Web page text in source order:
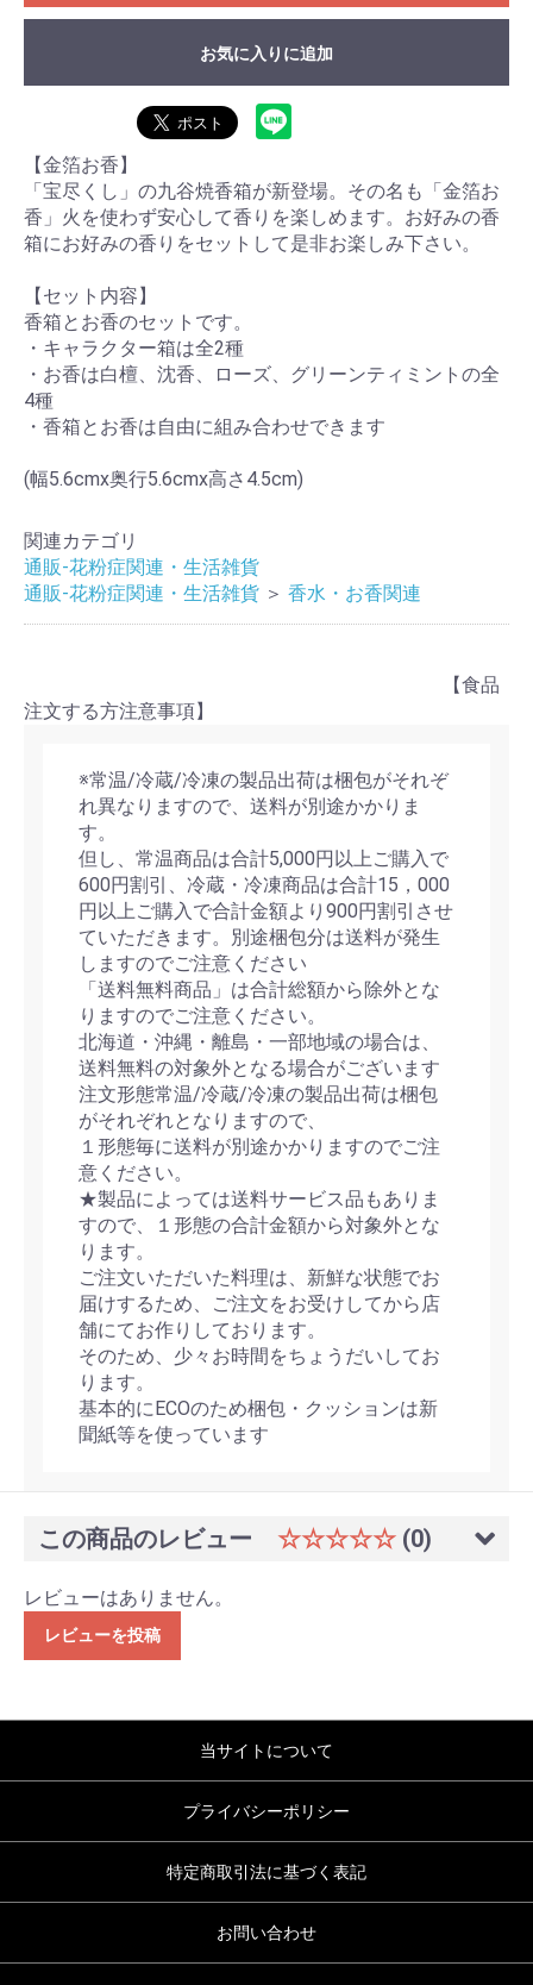
お気に入りに追加
【金箔お香】
「宝尽くし」の九谷焼香箱が新登場。その名も「金箔お
香」火を使わず安心して香りを楽しめます。お好みの香
箱にお好みの香りをセットして是非お楽しみ下さい。
【セット内容】
香箱とお香のセットです。
・キャラクター箱は全2種
・お香は白檀、沈香、ローズ、グリーンティミントの全
4種
・香箱とお香は自由に組み合わせできます
(幅5.6cmx奥行5.6cmx高さ4.5cm)
関連カテゴリ
通販-花粉症関連・生活雑貨
通販-花粉症関連・生活雑貨 ＞ 香水・お香関連
【食品
注文する方注意事項】
※常温/冷蔵/冷凍の製品出荷は梱包がそれぞ
れ異なりますので、送料が別途かかりま
す。
但し、常温商品は合計5,000円以上ご購入で
600円割引、冷蔵・冷凍商品は合計15，000
円以上ご購入で合計金額より900円割引させ
ていただきます。別途梱包分は送料が発生
しますのでご注意ください
「送料無料商品」は合計総額から除外とな
りますのでご注意ください。
北海道・沖縄・離島・一部地域の場合は、
送料無料の対象外となる場合がございます
注文形態常温/冷蔵/冷凍の製品出荷は梱包
がそれぞれとなりますので、
１形態毎に送料が別途かかりますのでご注
意ください。
★製品によっては送料サービス品もありま
すので、１形態の合計金額から対象外とな
ります。
ご注文いただいた料理は、新鮮な状態でお
届けするため、ご注文をお受けしてから店
舗にてお作りしております。
そのため、少々お時間をちょうだいしてお
ります。
基本的にECOのため梱包・クッションは新
聞紙等を使っています
この商品のレビュー ☆☆☆☆☆ (0)
レビューはありません。
レビューを投稿
当サイトについて
プライバシーポリシー
特定商取引法に基づく表記
お問い合わせ